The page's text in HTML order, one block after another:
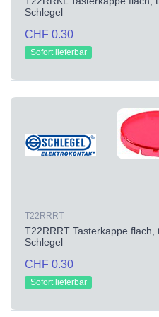
Schlegel
CHF 0.30
Sofort lieferbar
T22RRRT
T22RRRT Tasterkappe
Schlegel
CHF 0.30
Sofort lieferbar